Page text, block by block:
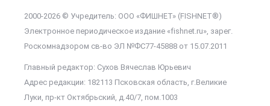
2000-2026 © Учредитель: ООО «ФИШНЕТ» (FISHNET®)
Электронное периодическое издание «fishnet.ru», зарег.
Роскомнадзором cв-во ЭЛ №ФС77-45888 от 15.07.2011
Главный редактор: Сухов Вячеслав Юрьевич
Адрес редакции: 182113 Псковская область, г.Великие
Луки, пр-кт Октябрьский, д.40/7, пом.1003